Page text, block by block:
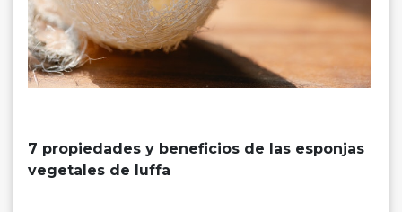
7 propiedades y beneficios de las esponjas
vegetales de luffa